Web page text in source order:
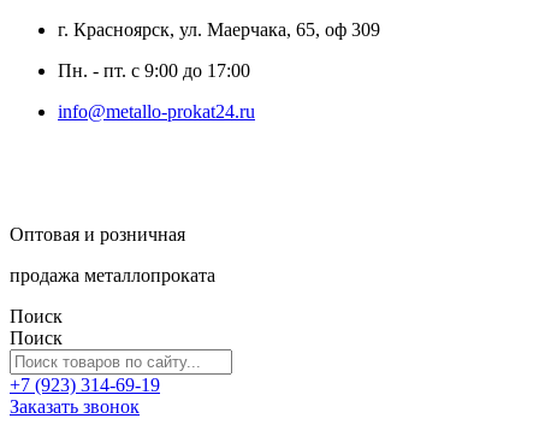
г. Красноярск, ул. Маерчака, 65, оф 309
Пн. - пт. с 9:00 до 17:00
info@metallo-prokat24.ru
Оптовая и розничная
продажа металлопроката
Поиск
Поиск
+7 (923) 314-69-19
Заказать звонок